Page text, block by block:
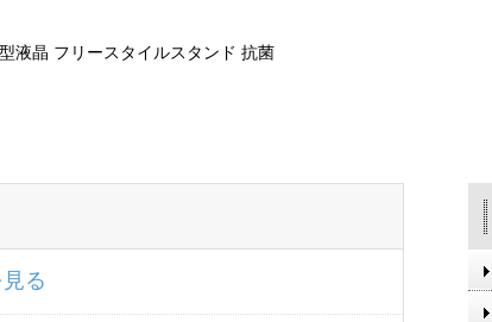
液晶 フリースタイルスタンド 抗菌
る